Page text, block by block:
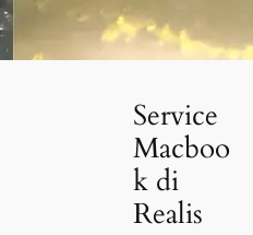
Service
Macboo
k di
Realis